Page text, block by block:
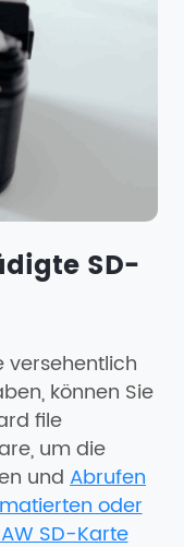
SD-
versehentlich
können Sie
file
um die
undAbrufen
oder
SD-Karte